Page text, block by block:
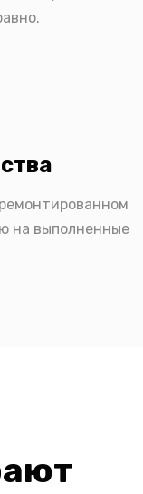
на выполненные